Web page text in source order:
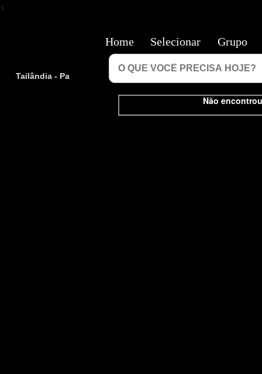
<
Tailândia - Pa
Não
Home Selecionar Grupo